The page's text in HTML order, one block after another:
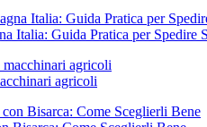
Italia: Guida Pratica per Spedire
agricoli